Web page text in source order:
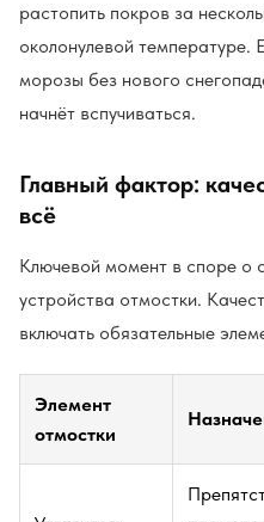
растопить покров за
околонулевой температуре.
морозы без нового
начнёт вспучиваться.
Главный фактор:
всё
Ключевой момент в споре о
устройства отмостки.
включать обязательные
Элемент
отмостки